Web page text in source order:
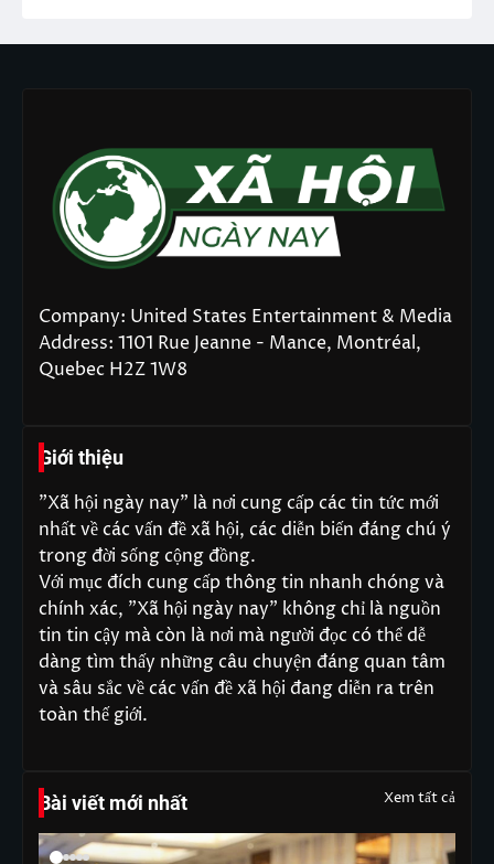
Company: United States Entertainment & Media
Address: 1101 Rue Jeanne - Mance, Montréal,
Quebec H2Z 1W8
Giới thiệu
"Xã hội ngày nay" là nơi cung cấp các tin tức mới
nhất về các vấn đề xã hội, các diễn biến đáng chú ý
trong đời sống cộng đồng.
Với mục đích cung cấp thông tin nhanh chóng và
chính xác, "Xã hội ngày nay" không chỉ là nguồn
tin tin cậy mà còn là nơi mà người đọc có thể dễ
dàng tìm thấy những câu chuyện đáng quan tâm
và sâu sắc về các vấn đề xã hội đang diễn ra trên
toàn thế giới.
Bài viết mới nhất Xem tất cả